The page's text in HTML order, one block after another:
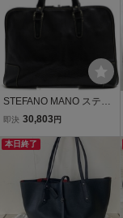
リンクレザー
STEFANO MANO ステフ
ァノマーノ ビジネスバッ
エ社ブッテロレザー 牛革
A4サイズ収納可 シボ革 シ
ュリンクレザー
即決 30,803 円
本日終了